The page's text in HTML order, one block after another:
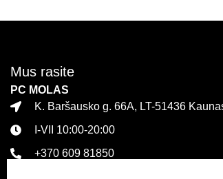
Mus rasite
PC MOLAS
K. Baršausko g. 66A, LT-51436
I-VII 10:00-20:00
+370 609 81850